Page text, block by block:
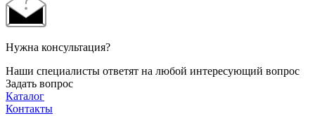
Нужна консультация?
Наши специалисты ответят на любой интересующий вопрос
Задать вопрос
Каталог
Контакты